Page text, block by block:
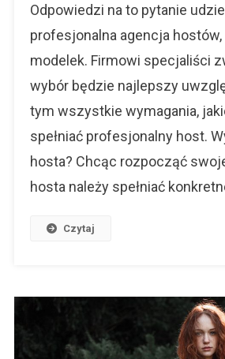
Odpowiedzi na to pytanie
profesjonalna agencja
modelek. Firmowi specjaliści
wybór będzie najlepszy
tym wszystkie wymagania,
spełniać profesjonalny host.
hosta? Chcąc rozpocząć
hosta należy spełniać
Czytaj